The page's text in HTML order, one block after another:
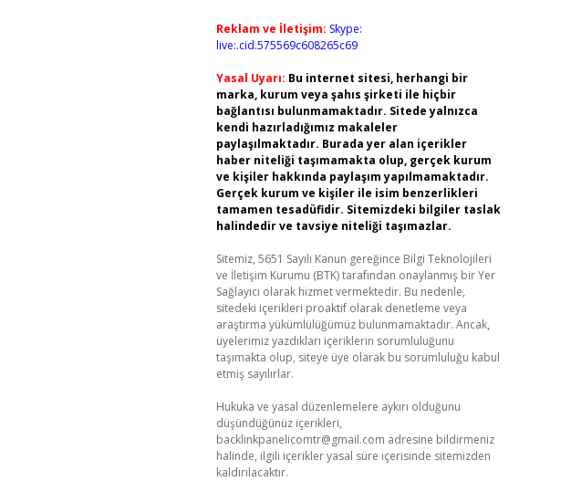
Reklam ve İletişim: Skype:
live:.cid.575569c608265c69
Yasal Uyarı: Bu internet sitesi, herhangi bir
marka, kurum veya şahıs şirketi ile hiçbir
bağlantısı bulunmamaktadır. Sitede yalnızca
kendi hazırladığımız makaleler
paylaşılmaktadır. Burada yer alan içerikler
haber niteliği taşımamakta olup, gerçek kurum
ve kişiler hakkında paylaşım yapılmamaktadır.
Gerçek kurum ve kişiler ile isim benzerlikleri
tamamen tesadüfidir. Sitemizdeki bilgiler taslak
halindedir ve tavsiye niteliği taşımazlar.
Sitemiz, 5651 Sayılı Kanun gereğince Bilgi Teknolojileri
ve İletişim Kurumu (BTK) tarafından onaylanmış bir Yer
Sağlayıcı olarak hizmet vermektedir. Bu nedenle,
sitedeki içerikleri proaktif olarak denetleme veya
araştırma yükümlülüğümüz bulunmamaktadır. Ancak,
üyelerimiz yazdıkları içeriklerin sorumluluğunu
taşımakta olup, siteye üye olarak bu sorumluluğu kabul
etmiş sayılırlar.
Hukuka ve yasal düzenlemelere aykırı olduğunu
düşündüğünüz içerikleri,
backlinkpanelicomtr@gmail.com adresine bildirmeniz
halinde, ilgili içerikler yasal süre içerisinde sitemizden
kaldırılacaktır.